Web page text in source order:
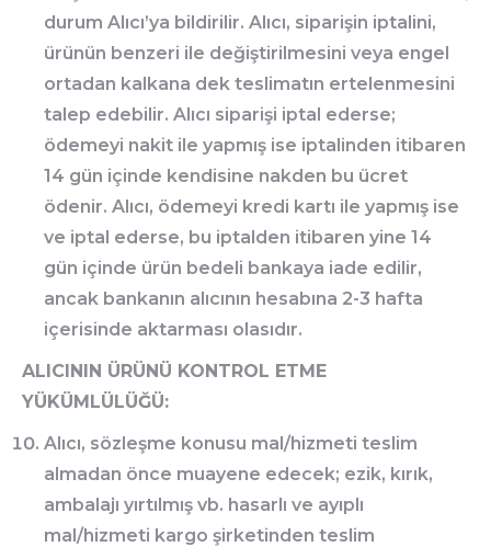
durum Alıcı’ya bildirilir. Alıcı, siparişin iptalini,
ürünün benzeri ile değiştirilmesini veya engel
ortadan kalkana dek teslimatın ertelenmesini
talep edebilir. Alıcı siparişi iptal ederse;
ödemeyi nakit ile yapmış ise iptalinden itibaren
14 gün içinde kendisine nakden bu ücret
ödenir. Alıcı, ödemeyi kredi kartı ile yapmış ise
ve iptal ederse, bu iptalden itibaren yine 14
gün içinde ürün bedeli bankaya iade edilir,
ancak bankanın alıcının hesabına 2-3 hafta
içerisinde aktarması olasıdır.
ALICININ ÜRÜNÜ KONTROL ETME
YÜKÜMLÜLÜĞÜ:
Alıcı, sözleşme konusu mal/hizmeti teslim
almadan önce muayene edecek; ezik, kırık,
ambalajı yırtılmış vb. hasarlı ve ayıplı
mal/hizmeti kargo şirketinden teslim